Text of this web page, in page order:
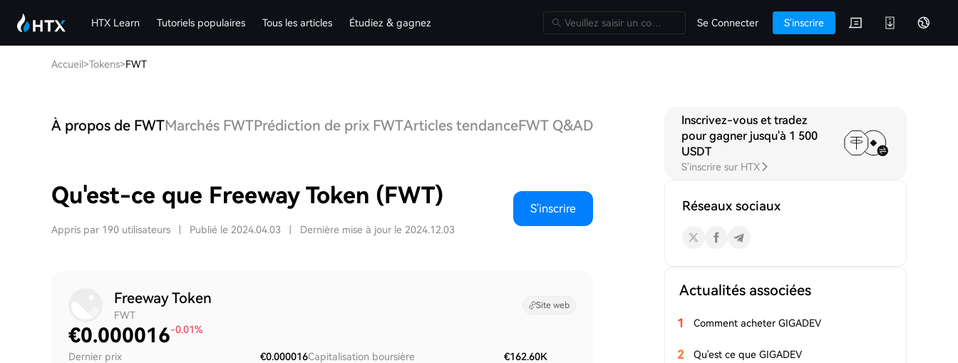
HTX Learn Tutoriels populaires Tous les articles Étudiez & gagnez Se Connecter S'inscrire
Accueil>Tokens>FWT
À propos de FWTMarchés FWTPrédiction de prix FWTArticles tendanceFWT Q&ADiscussions
Qu'est-ce que Freeway Token (FWT)
Appris par 190 utilisateurs Publié le 2024.04.03 Dernière mise à jour le 2024.12.03
S'inscrire
Freeway Token
FWT
Site web
€0.000016-0.01%
Dernier prix
€0.000016Capitalisation boursière
€162.60K
Inscrivez-vous et tradez
pour gagner jusqu'à 1 500
USDT
S'inscrire sur HTX
Réseaux sociaux
Actualités associées
1 Comment acheter GIGADEV
2 Qu'est ce que GIGADEV